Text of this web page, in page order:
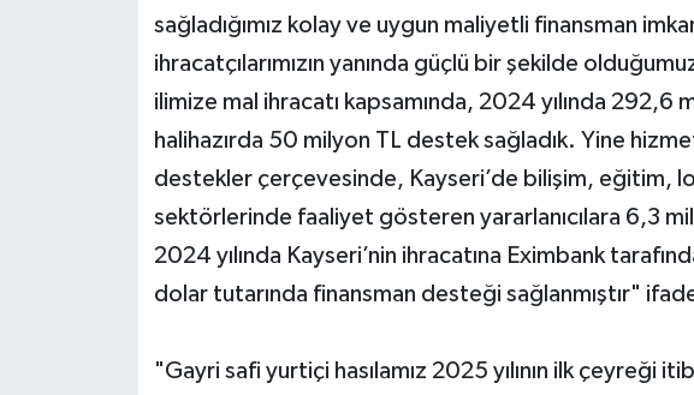
sağladığımız kolay ve uygun maliyetli finansman
ihracatçılarımızın yanında güçlü bir şekilde
ilimize mal ihracatı kapsamında, 2024 yılında 292,6
halihazırda 50 milyon TL destek sağladık. Yine
destekler çerçevesinde, Kayseri’de bilişim, eğitim,
sektörlerinde faaliyet gösteren yararlanıcılara 6,3
2024 yılında Kayseri’nin ihracatına Eximbank
dolar tutarında finansman desteği sağlanmıştır"
"Gayri safi yurtiçi hasılamız 2025 yılının ilk çeyreği